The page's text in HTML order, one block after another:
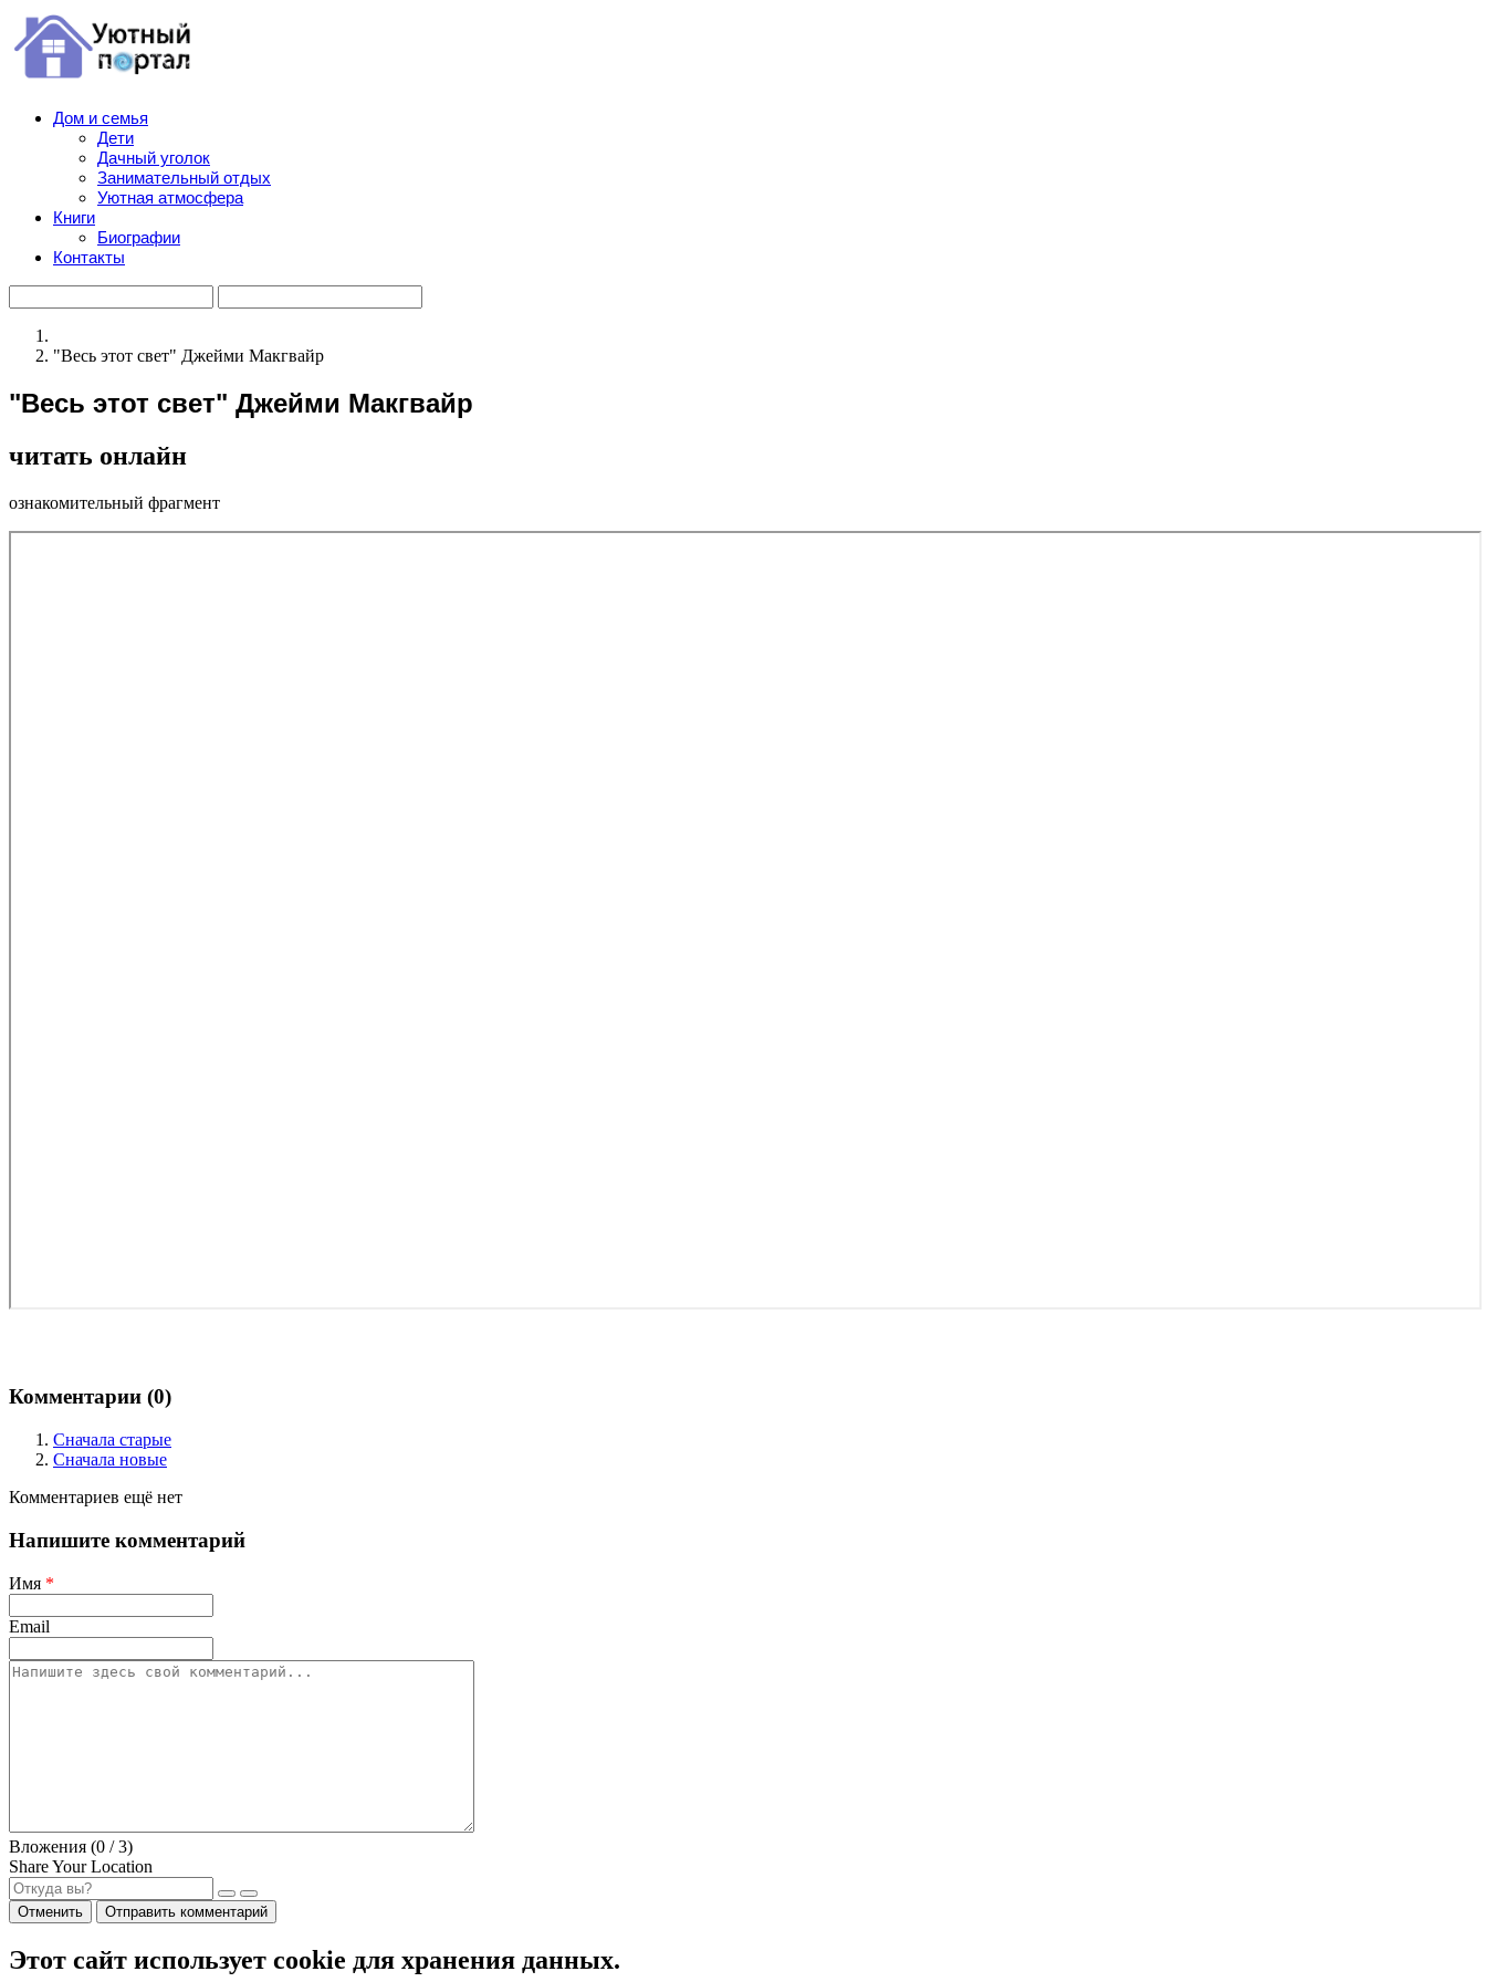
Дом и семья
Дети
Дачный уголок
Занимательный отдых
Уютная атмосфера
Книги
Биографии
Контакты
"Весь этот свет" Джейми Макгвайр
"Весь этот свет" Джейми Макгвайр
читать онлайн
ознакомительный фрагмент
Комментарии (0)
Сначала старые
Сначала новые
Комментариев ещё нет
Напишите комментарий
Имя *
Email
Вложения (0 / 3)
Share Your Location
Отменить Отправить комментарий
Этот сайт использует cookie для хранения данных.